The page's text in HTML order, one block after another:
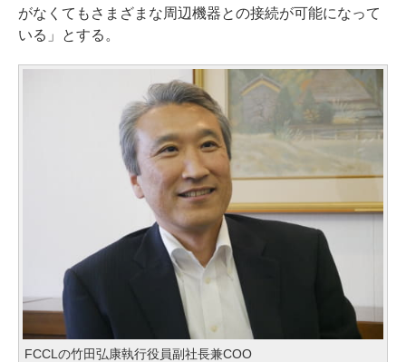
がなくてもさまざまな周辺機器との接続が可能になって
いる」とする。
FCCLの竹田弘康執行役員副社長兼COO